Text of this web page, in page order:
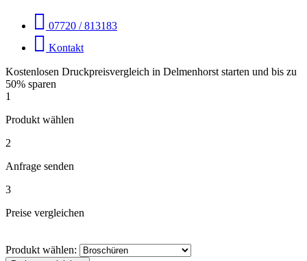
07720 / 813183
Kontakt
Kostenlosen Druckpreisvergleich in Delmenhorst starten und bis zu
50% sparen
1
Produkt wählen
2
Anfrage senden
3
Preise vergleichen
Produkt wählen: